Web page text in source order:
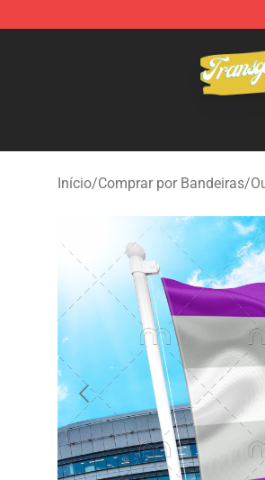
Transgender Flag Store - The
Início/Comprar por Bandeiras/